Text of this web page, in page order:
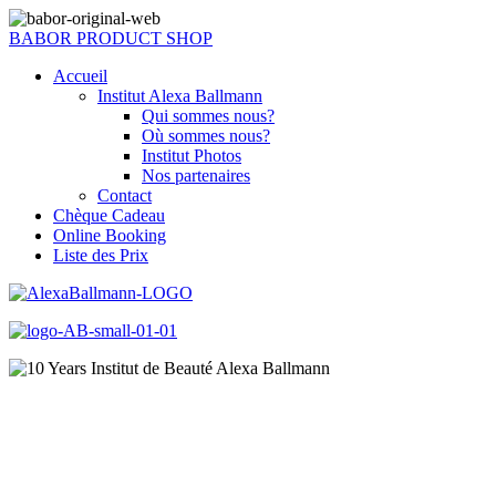
BABOR PRODUCT SHOP
Accueil
Institut Alexa Ballmann
Qui sommes nous?
Où sommes nous?
Institut Photos
Nos partenaires
Contact
Chèque Cadeau
Online Booking
Liste des Prix